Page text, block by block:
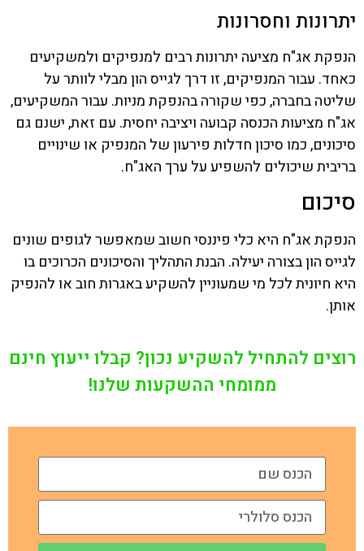
יתרונות וחסרונות
הנפקת אג"ח מציעה יתרונות רבים למנפיקים ולמשקיעים
כאחד. עבור המנפיקים, זו דרך לגייס הון מבלי לוותר על
שליטה בחברה, כפי שקורה בהנפקת מניות. עבור המשקיעים,
אג"ח מציעות הכנסה קבועה ויציבה יחסית. עם זאת, ישנם גם
סיכונים, כמו סיכון חדלות פירעון של המנפיק או שינויים
בריבית שיכולים להשפיע על ערך האג"ח.
סיכום
הנפקת אג"ח היא כלי פיננסי חשוב שמאפשר לגופים שונים
לגייס הון בצורה יעילה. הבנת התהליך והסיכונים הכרוכים בו
היא חיונית לכל מי שמעוניין להשקיע באגרות חוב או להנפיק
אותן.
רוצים להתחיל להשקיע נכון? קבלו ייעוץ חינם
ממומחי ההשקעות שלנו!